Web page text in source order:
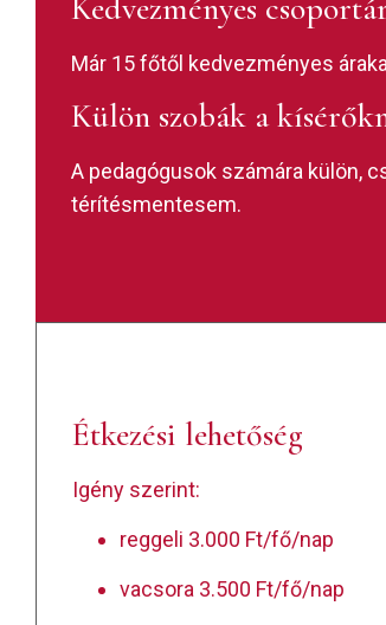
Kedvezményes
Már 15 főtől kedvezményes
Külön szobák a
A pedagógusok számára külön,
térítésmentesem.
Étkezési lehetőség
Igény szerint:
reggeli 3.000 Ft/fő/nap
vacsora 3.500 Ft/fő/nap